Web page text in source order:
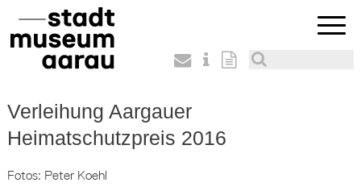
Verleihung Aargauer
Heimatschutzpreis 2016
Fotos: Peter Koehl